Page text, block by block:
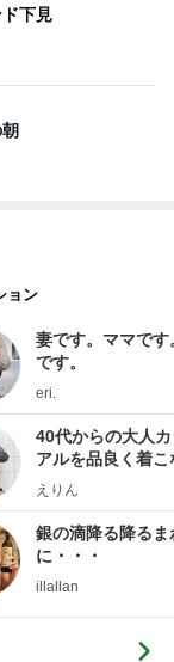
ド下見
ョン
妻です。ママです
です。
eri.
40代からの大人
アルを品良く着こ
ファッションブロ
えりん
銀の滴降る降るま
に・・・
illallan